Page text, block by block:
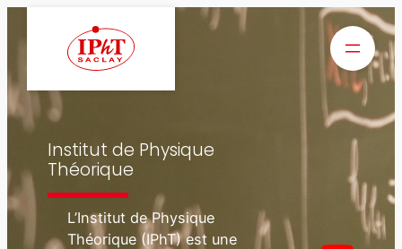
Institut de Physique
Théorique
L’Institut de Physique
Théorique (IPhT) est une